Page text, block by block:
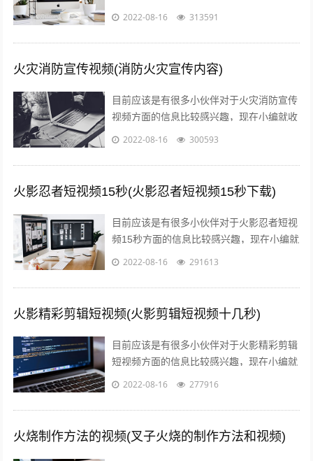
一些与预防火灾宣传视频有哪些内容相关的
2022-08-16 313591
火灾消防宣传视频(消防火灾宣传内容)
目前应该是有很多小伙伴对于火灾消防宣传
视频方面的信息比较感兴趣，现在小编就收
集了一些与消防火灾宣传内容相关的信息来
2022-08-16 300593
火影忍者短视频15秒(火影忍者短视频15秒下载)
目前应该是有很多小伙伴对于火影忍者短视
频15秒方面的信息比较感兴趣，现在小编就
收集了一些与火影忍者短视频15秒下载相关
2022-08-16 291613
火影精彩剪辑短视频(火影剪辑短视频十几秒)
目前应该是有很多小伙伴对于火影精彩剪辑
短视频方面的信息比较感兴趣，现在小编就
收集了一些与火影剪辑短视频十几秒相关的
2022-08-16 277916
火烧制作方法的视频(叉子火烧的制作方法和视频)